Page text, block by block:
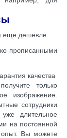
еще дешевле.
прописанными
качества
только
изображение.
сотрудники
длительное
на постоянной
Вы можете